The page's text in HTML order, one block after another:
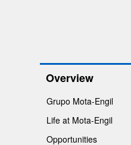
Overview
Grupo Mota-Engil
Life at Mota-Engil
Opportunities